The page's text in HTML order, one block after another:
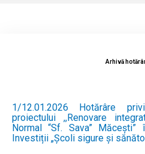
Arhivă
1/12.01.2026 Hotărâre
proiectului ,,Renovare
Normal “Sf. Sava”
Investiții „Școli sigure și